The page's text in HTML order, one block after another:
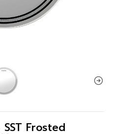
SST Frosted